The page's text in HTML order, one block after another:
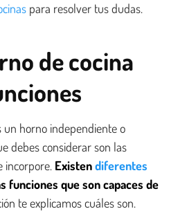
para resolver tus dudas.
de cocina
un horno independiente o
debes considerar son las
incorpore. Existendiferentes
funciones que son capaces de
te explicamos cuáles son.